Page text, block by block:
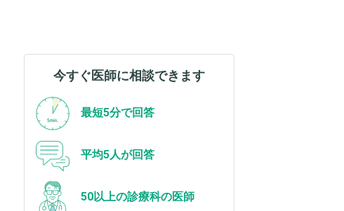
今すぐ医師に相談できます
最短5分で回答
平均5人が回答
50以上の診療科の医師